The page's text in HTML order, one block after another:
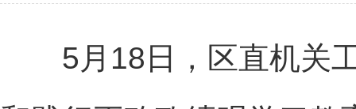
5月18日，区直机关工